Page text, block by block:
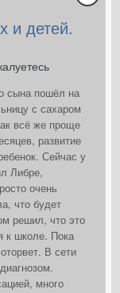
и детей.
сына пошёл на
с сахаром
всё же проще
развитие
Сейчас у
Либре,
очень
что будет
решил, что это
к школе. Пока
В сети
много